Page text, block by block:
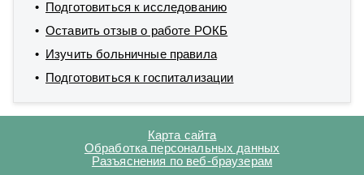
Подготовиться к исследованию
Оставить отзыв о работе РОКБ
Изучить больничные правила
Подготовиться к госпитализации
Карта сайта
Обработка персональных данных
Разъяснения по веб-браузерам